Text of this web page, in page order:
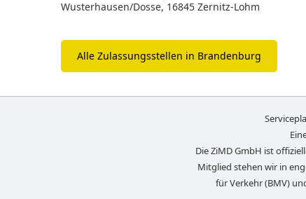
Wusterhausen/Dosse, 16845 Zernitz-Lohm
Alle Zulassungsstellen in Brandenburg
Die ZiMD GmbH ist
Mitglied stehen wir in
für Verkehr (BMV)